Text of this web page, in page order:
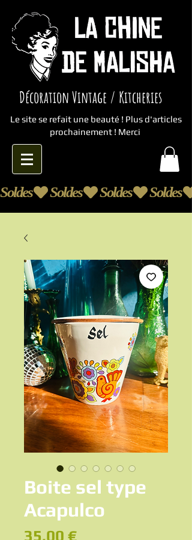
Décoration Vintage / Kitcheries
Le site se refait une beauté ! Plus d'articles
prochainement ! Merci
Soldes
Boite sel type
Acapulco
35,00 €Prix